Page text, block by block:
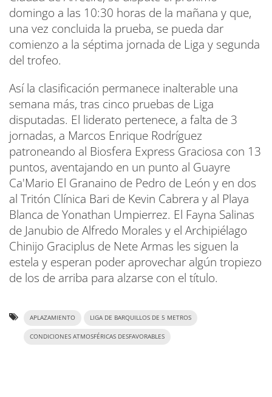
domingo a las 10:30 horas de la mañana y que,
una vez concluida la prueba, se pueda dar
comienzo a la séptima jornada de Liga y segunda
del trofeo.
Así la clasificación permanece inalterable una
semana más, tras cinco pruebas de Liga
disputadas. El liderato pertenece, a falta de 3
jornadas, a Marcos Enrique Rodríguez
patroneando al Biosfera Express Graciosa con 13
puntos, aventajando en un punto al Guayre
Ca'Mario El Granaino de Pedro de León y en dos
al Tritón Clínica Bari de Kevin Cabrera y al Playa
Blanca de Yonathan Umpierrez. El Fayna Salinas
de Janubio de Alfredo Morales y el Archipiélago
Chinijo Graciplus de Nete Armas les siguen la
estela y esperan poder aprovechar algún tropiezo
de los de arriba para alzarse con el título.
APLAZAMIENTO LIGA DE BARQUILLOS DE 5 METROS
CONDICIONES ATMOSFÉRICAS DESFAVORABLES